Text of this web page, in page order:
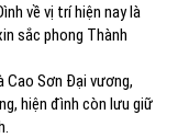
về vị trí hiện nay là
sắc phong Thành
Cao Sơn Đại vương,
hiện đình còn lưu giữ